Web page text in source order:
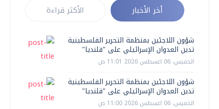
أخر الأخبار الأكثر قراءة
شؤون اللاجئين بمنظمة التحرير الفلسطينية
تدين العدوان الإسرائيلي على "قلنديا"
الخميس، 06 اغسطس 2026 11:01 ص
شؤون اللاجئين بمنظمة التحرير الفلسطينية
تدين العدوان الإسرائيلي على "قلنديا"
الخميس، 06 اغسطس 2026 11:00 ص